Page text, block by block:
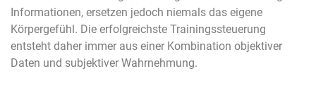
Informationen, ersetzen jedoch niemals das eigene
Körpergefühl. Die erfolgreichste Trainingssteuerung
entsteht daher immer aus einer Kombination objektiver
Daten und subjektiver Wahrnehmung.